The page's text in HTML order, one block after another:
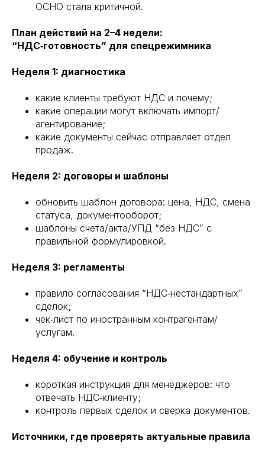
ОСНО стала критичной.
План действий на 2–4 недели:
“НДС‑готовность” для спецрежимника
Неделя 1: диагностика
какие клиенты требуют НДС и почему;
какие операции могут включать импорт/
агентирование;
какие документы сейчас отправляет отдел
продаж.
Неделя 2: договоры и шаблоны
обновить шаблон договора: цена, НДС, смена
статуса, документооборот;
шаблоны счета/акта/УПД “без НДС” с
правильной формулировкой.
Неделя 3: регламенты
правило согласования “НДС‑нестандартных”
сделок;
чек‑лист по иностранным контрагентам/
услугам.
Неделя 4: обучение и контроль
короткая инструкция для менеджеров: что
отвечать НДС‑клиенту;
контроль первых сделок и сверка документов.
Источники, где проверять актуальные правила